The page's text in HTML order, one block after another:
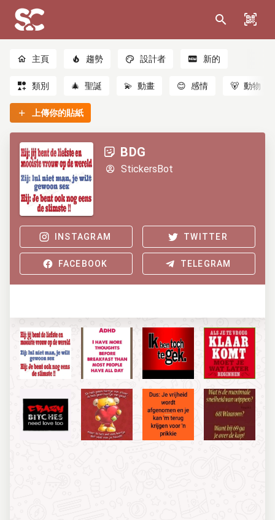
主頁 趨勢 設計者 新的
類別 🎄 聖誕 💫 動畫 😊 感情 🐻 動物
上傳你的貼紙
BDG
StickersBot
INSTAGRAM TWITTER
FACEBOOK TELEGRAM